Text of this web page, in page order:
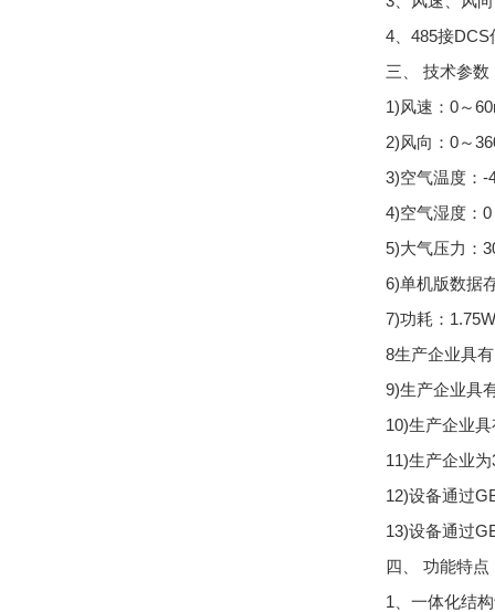
4、485接DCS
三、 技术参数
1)风速：0～
2)风向：0～
3)空气温度：
4)空气湿度：
5)大气压力：
6)单机版数据
7)功耗：1.75W
8生产企业具
9)生产企业具
10)生产企业
11)生产企业
12)设备通过
13)设备通过
四、 功能特点
1、一体化结